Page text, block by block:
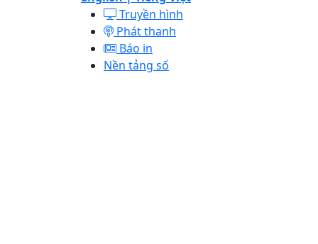
Truyền hình
Phát thanh
Báo in
Nền tảng số